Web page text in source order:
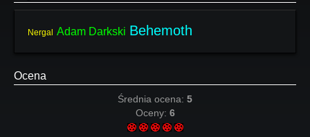
Nergal Adam Darkski Behemoth
Ocena
Średnia ocena: 5
Oceny: 6